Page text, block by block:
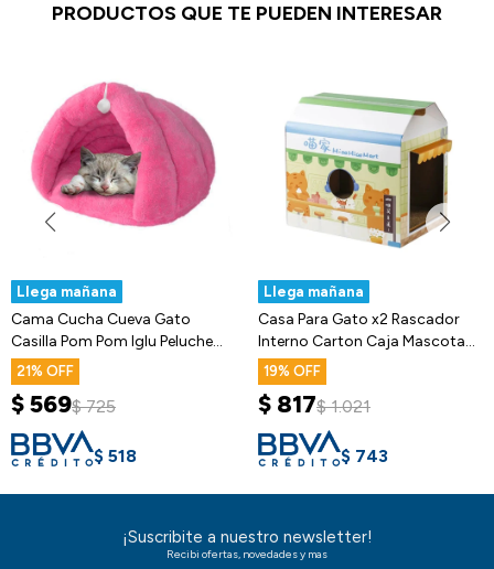
PRODUCTOS QUE TE PUEDEN INTERESAR
Llega mañana
Cama Cucha Cueva Gato
Casilla Pom Pom Iglu Peluche
Acolchada
21
$569$ 725
$ 518
Llega mañana
Casa Para Gato x2 Rascador
Interno Carton Caja Mascota
Cucha
19
$ 817$ 1.021
$ 743
¡Suscribite a nuestro newsletter!
Recibi ofertas, novedades y mas